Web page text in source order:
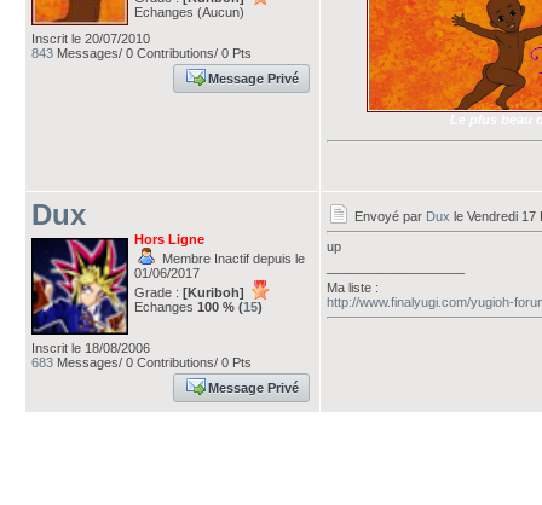
Echanges (Aucun)
Inscrit le 20/07/2010
843 Messages/ 0 Contributions/ 0 Pts
Message Privé
Le plus beau
Dux
Hors Ligne
Membre Inactif depuis le
01/06/2017
Grade : [Kuriboh]
Echanges 100 % (15)
Inscrit le 18/08/2006
683 Messages/ 0 Contributions/ 0 Pts
Message Privé
Envoyé par Dux le Vendredi 17
up
Ma liste :
http://www.finalyugi.com/yugioh-